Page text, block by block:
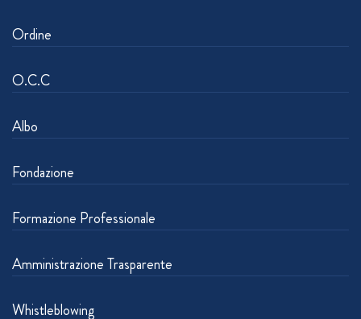
Ordine
O.C.C
Albo
Fondazione
Formazione Professionale
Amministrazione Trasparente
Whistleblowing